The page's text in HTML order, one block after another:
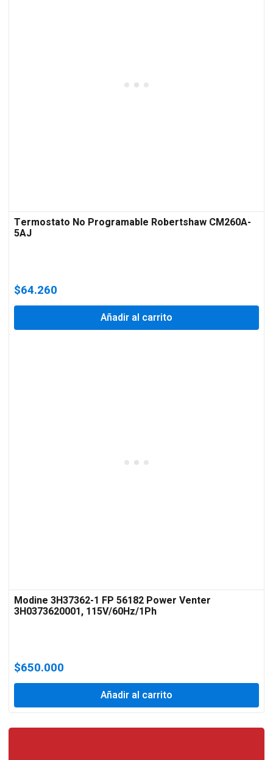
Termostato No Programable Robertshaw CM260A-
5AJ
$64.260
Añadir al carrito
Modine 3H37362-1 FP 56182 Power Venter
3H0373620001, 115V/60Hz/1Ph
$650.000
Añadir al carrito